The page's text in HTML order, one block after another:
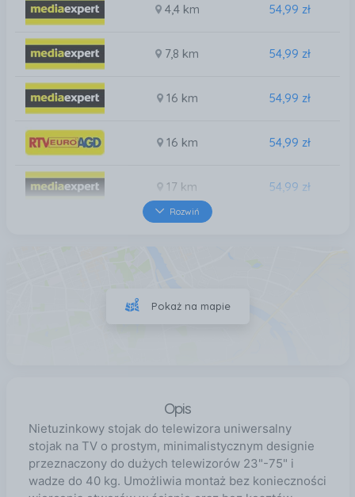
4,4 km 54,99 zł
7,8 km 54,99 zł
16 km 54,99 zł
16 km 54,99 zł
17 km 54,99 zł
Rozwiń
Pokaż na mapie
Opis
Nietuzinkowy stojak do telewizora uniwersalny
stojak na TV o prostym, minimalistycznym designie
przeznaczony do dużych telewizorów 23"-75" i
wadze do 40 kg. Umożliwia montaż bez konieczności